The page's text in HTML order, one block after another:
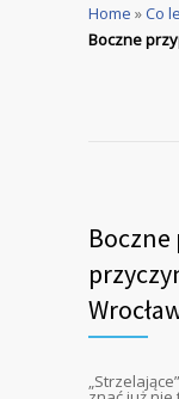
Home »Co
Boczne
Boczne